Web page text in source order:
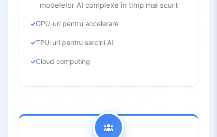
modelelor AI complexe în timp mai scurt
GPU-uri pentru accelerare
TPU-uri pentru sarcini AI
Cloud computing